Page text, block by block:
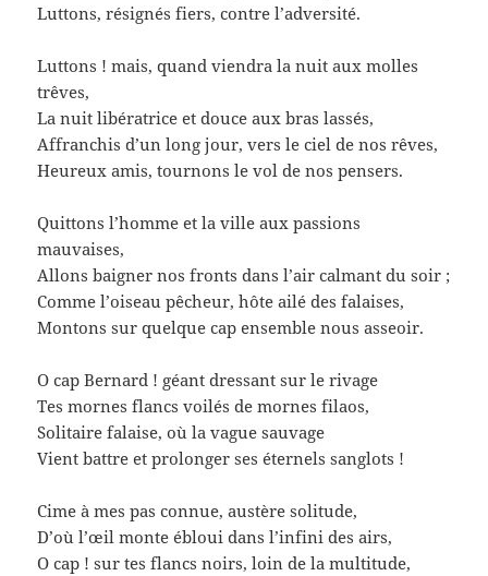
Luttons, résignés fiers, contre l’adversité.
Luttons ! mais, quand viendra la nuit aux molles
trêves,
La nuit libératrice et douce aux bras lassés,
Affranchis d’un long jour, vers le ciel de nos rêves,
Heureux amis, tournons le vol de nos pensers.
Quittons l’homme et la ville aux passions
mauvaises,
Allons baigner nos fronts dans l’air calmant du soir ;
Comme l’oiseau pêcheur, hôte ailé des falaises,
Montons sur quelque cap ensemble nous asseoir.
O cap Bernard ! géant dressant sur le rivage
Tes mornes flancs voilés de mornes filaos,
Solitaire falaise, où la vague sauvage
Vient battre et prolonger ses éternels sanglots !
Cime à mes pas connue, austère solitude,
D’où l’œil monte ébloui dans l’infini des airs,
O cap ! sur tes flancs noirs, loin de la multitude,